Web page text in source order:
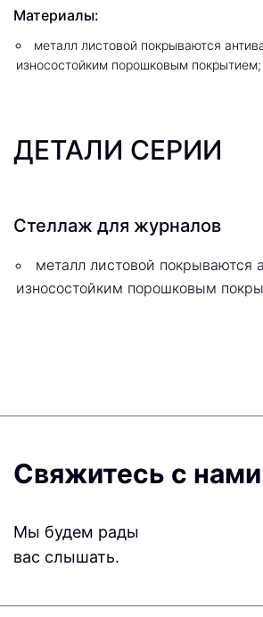
Материалы:
металл листовой покрываются
износостойким порошковым покрытием;
ДЕТАЛИ СЕРИИ
Стеллаж для журналов
металл листовой покрываются
износостойким порошковым
Свяжитесь с
Мы будем рады
вас слышать.